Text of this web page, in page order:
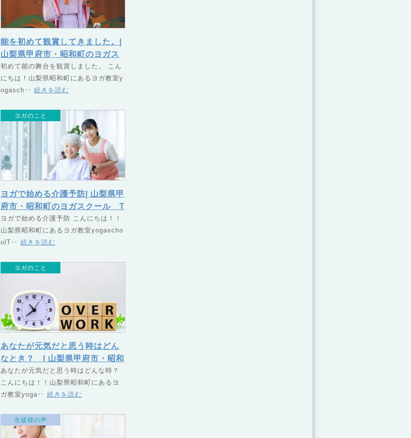
能を初めて観賞してきました。|
山梨県甲府市・昭和町のヨガス
クール TSUNAGU（つなぐ）
初めて能の舞台を観賞しました。 こん
にちは！山梨県昭和町にあるヨガ教室y
ogasch‥ 続きを読む
ヨガのこと
ヨガで始める介護予防| 山梨県甲
府市・昭和町のヨガスクール T
SUNAGU（つなぐ）
ヨガで始める介護予防 こんにちは！！
山梨県昭和町にあるヨガ教室yogascho
olT‥ 続きを読む
ヨガのこと
あなたが元気だと思う時はどん
なとき？ | 山梨県甲府市・昭和
町のヨガスクール TSUNAGU
（つなぐ）
あなたが元気だと思う時はどんな時？
こんにちは！！山梨県昭和町にあるヨ
ガ教室yoga‥ 続きを読む
生徒様の声